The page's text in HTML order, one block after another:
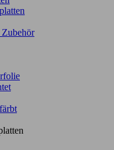
Zubehör